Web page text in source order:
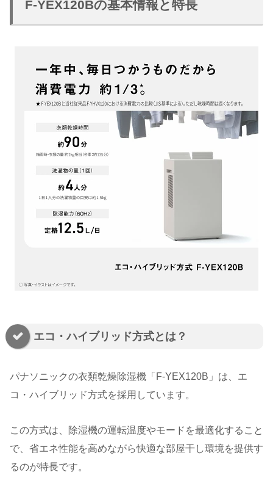
F-YEX120Bの基本情報と特長
エコ・ハイブリッド方式とは？
パナソニックの衣類乾燥除湿機「F-YEX120B」は、エ
コ・ハイブリッド方式を採用しています。
この方式は、除湿機の運転温度やモードを最適化すること
で、省エネ性能を高めながら快適な部屋干し環境を提供す
るのが特長です。